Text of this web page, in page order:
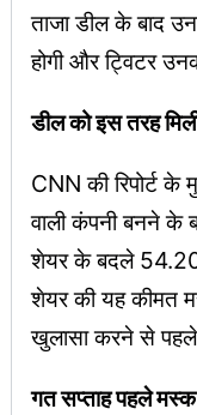
ताजा डील के बाद
होगी और ट्विटर
डील को इस तरह
CNN की रिपोर्ट
वाली कंपनी बनने के
शेयर के बदले 54.20
शेयर की यह कीमत
खुलासा करने से
गत सप्ताह पहले